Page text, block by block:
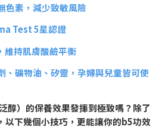
色素，減少致敏風險
Test 5星認證
持肌膚酸鹼平衡
礦物油、矽靈，孕婦與兒童皆可使
醇）的保養效果發揮到極致嗎？除了
以下幾個小技巧，更能讓你的b5功效